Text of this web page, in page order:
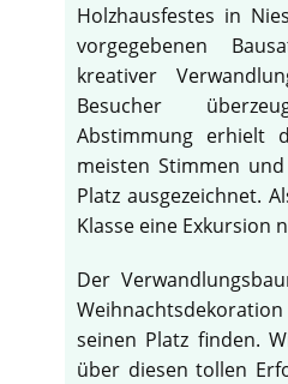
Holzhausfestes in
vorgegebenen
kreativer
Besucher
Abstimmung erhielt
meisten Stimmen
Platz ausgezeichnet.
Klasse eine Exkursion
Der
seinen Platz finden.
über diesen tollen